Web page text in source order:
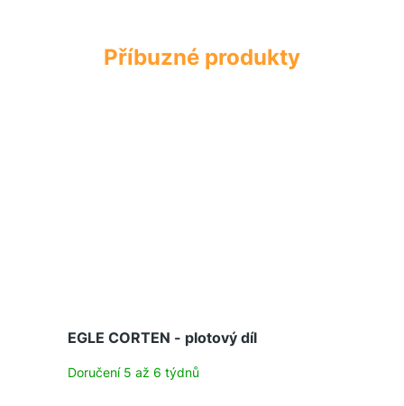
EGLE CORTEN - plotový díl
Doručení 5 až 6 týdnů